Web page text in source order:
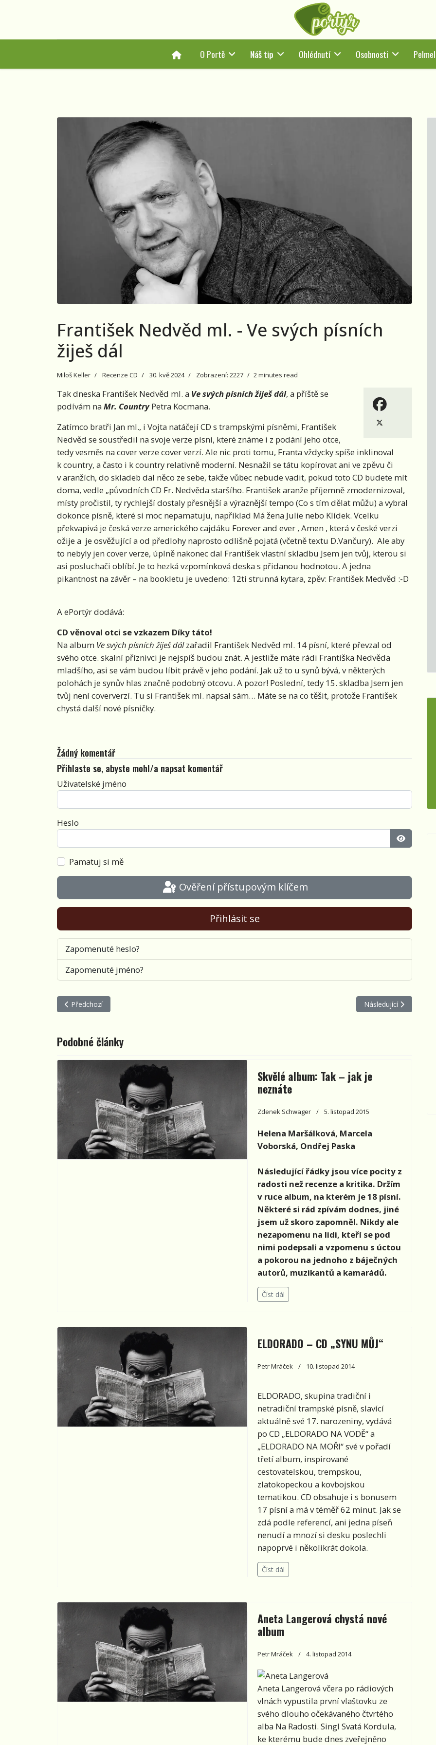
HomeO Portě Náš tip Ohlédnutí Osobnosti Pelmel
František Nedvěd ml. - Ve svých písních
žiješ dál
Miloš Keller Recenze CD 30. kvě 2024 Zobrazení: 2227 2 minutes read
Tak dneska František Nedvěd ml. a Ve svých písních žiješ dál, a příště se
podívám naMr. CountryPetra Kocmana.
Zatímco bratři Jan ml., i Vojta natáčejí CD s trampskými písněmi, František
Nedvěd se soustředil na svoje verze písní, které známe i z podání jeho otce,
tedy vesměs na cover verze cover verzí. Ale nic proti tomu, Franta vždycky spíše inklinoval
k country, a často i k country relativně moderní. Nesnažil se tátu kopírovat ani ve zpěvu či
v aranžích, do skladeb dal něco ze sebe, takže vůbec nebude vadit, pokud toto CD budete mít
doma, vedle „původních CD Fr. Nedvěda staršího. František aranže příjemně zmodernizoval,
místy pročistil, ty rychlejší dostaly přesnější a výraznější tempo (Co s tím dělat můžu) a vybral
dokonce písně, které si moc nepamatuju, například Má žena Julie nebo Klídek. Vcelku
překvapivá je česká verze amerického cajdáku Forever and ever , Amen , která v české verzi
ožije a je osvěžující a od předlohy naprosto odlišně pojatá (včetně textu D.Vančury). Ale aby
to nebyly jen cover verze, úplně nakonec dal František vlastní skladbu Jsem jen tvůj, kterou si
asi posluchači oblíbí. Je to hezká vzpomínková deska s přidanou hodnotou. A jedna
pikantnost na závěr – na bookletu je uvedeno: 12ti strunná kytara, zpěv: František Medvěd :-D
A ePortýr dodává:
CD věnoval otci se vzkazem Díky táto!
Na album Ve svých písních žiješ dálzařadil František Nedvěd ml. 14 písní, které převzal od
svého otce. skalní příznivci je nejspíš budou znát. A jestliže máte rádi Františka Nedvěda
mladšího, asi se vám budou líbit právě v jeho podání. Jak už to u synů bývá, v některých
polohách je synův hlas značně podobný otcovu. A pozor! Poslední, tedy 15. skladba Jsem jen
tvůj není coververzí. Tu si František ml. napsal sám… Máte se na co těšit, protože František
chystá další nové písničky.
Žádný komentář
Přihlaste se, abyste mohl/a napsat komentář
Uživatelské jméno
Heslo
Zobrazit
Pamatuj si mě
Ověření přístupovým klíčem
Přihlásit se
Zapomenuté heslo?
Zapomenuté jméno?
Předchozí článek: Petr Kocman - Mr. Country
Předchozí Další článek: Tři
Následující
Podobné články
Skvělé album: Tak – jak je
neznáte
Zdenek Schwager 5. listopad 2015
Helena Maršálková, Marcela
Voborská, Ondřej Paska
Následující řádky jsou více pocity z
radosti než recenze a kritika. Držím
v ruce album, na kterém je 18 písní.
Některé si rád zpívám dodnes, jiné
jsem už skoro zapomněl. Nikdy ale
nezapomenu na lidi, kteří se pod
nimi podepsali a vzpomenu s úctou
a pokorou na jednoho z báječných
autorů, muzikantů a kamarádů.
Číst dál
ELDORADO – CD „SYNU MŮJ“
Petr Mráček 10. listopad 2014
ELDORADO, skupina tradiční i
netradiční trampské písně, slavící
aktuálně své 17. narozeniny, vydává
po CD „ELDORADO NA VODĚ“ a
„ELDORADO NA MOŘI“ své v pořadí
třetí album, inspirované
cestovatelskou, trempskou,
zlatokopeckou a kovbojskou
tematikou. CD obsahuje i s bonusem
17 písní a má v téměř 62 minut. Jak se
zdá podle referencí, ani jedna píseň
nenudí a mnozí si desku poslechli
napoprvé i několikrát dokola.
Číst dál
Aneta Langerová chystá nové
album
Petr Mráček 4. listopad 2014
Aneta Langerová včera po rádiových
vlnách vypustila první vlaštovku ze
svého dlouho očekávaného čtvrtého
alba Na Radosti. Singl Svatá Kordula,
ke kterému bude dnes zveřejněno